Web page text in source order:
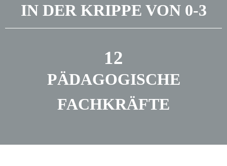
IN DER KRIPPE VON 0-3
12
PÄDAGOGISCHE
FACHKRÄFTE